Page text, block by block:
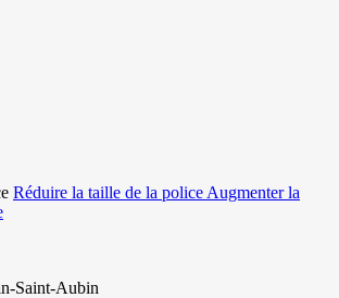
Réduire la taille de la police Augmenter la
Saint-Aubin